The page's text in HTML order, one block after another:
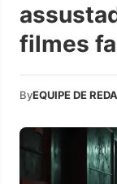
filmes
ByEQUIPE DE